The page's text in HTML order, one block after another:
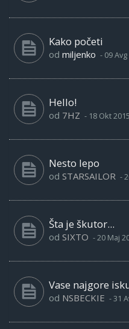
Kako početi
od miljenko - 09
Hello!
od 7HZ - 18 Okt
Nesto lepo
od STARSAILOR -
Šta je škutor...
od SIXTO -20 Maj
Vase najgore
od NSBECKIE -31